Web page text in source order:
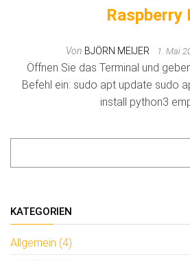
Raspberry
Von BJÖRN MEIJER 1. Mai
Öffnen Sie das Terminal und
Befehl ein: sudo apt update sudo
install python3
KATEGORIEN
Allgemein (4)